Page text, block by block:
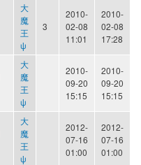
大
魔
王
ψ
3
2010-
02-08
11:01
2010-
02-08
17:28
大
魔
王
ψ
2010-
09-20
15:15
2010-
09-20
15:15
大
魔
王
ψ
2012-
07-16
01:00
2012-
07-16
01:00